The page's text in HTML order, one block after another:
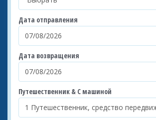
Дата отправления
Дата возвращения
Путешественник & С машиной